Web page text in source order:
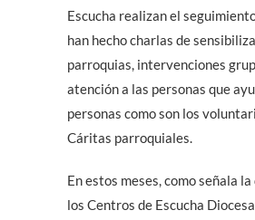
Escucha realizan el
han hecho charlas de
parroquias, intervenciones
atención a las personas que
personas como son los
Cáritas parroquiales.
En estos meses, como señala
los Centros de Escucha